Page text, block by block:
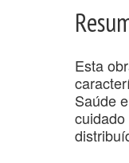
Esta
Saúde